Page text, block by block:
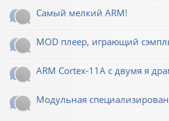
Самый мелкий ARM!
MOD плеер, играющий
ARM Cortex-11A с двумя я
Модульная